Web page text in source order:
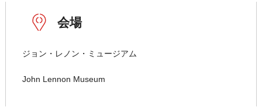
会場
ジョン・レノン・ミュージアム
John Lennon Museum